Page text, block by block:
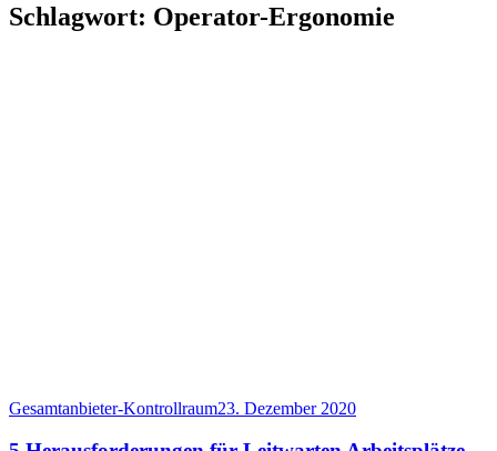
Schlagwort: Operator-Ergonomie
Gesamtanbieter-Kontrollraum23. Dezember 2020